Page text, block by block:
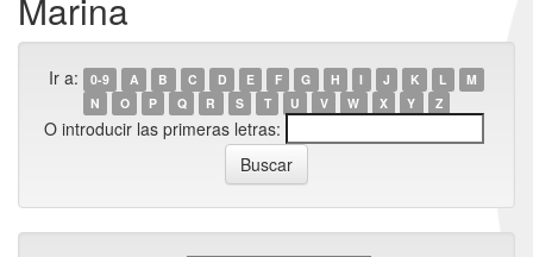
Ir a: 0-9 A B C D E F G H I J K L
M
N
O P Q R S T U V W X Y Z
O introducir las primeras letras: